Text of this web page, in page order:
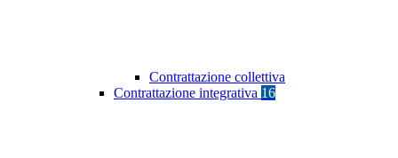
Contrattazione collettiva
Contrattazione integrativa 16